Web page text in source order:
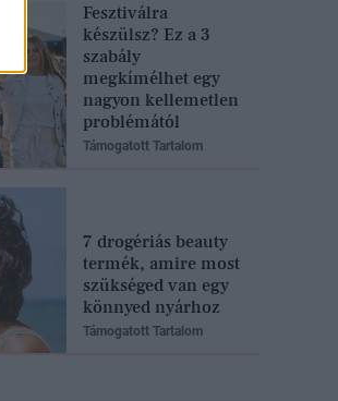
Fesztiválra
készülsz? Ez a 3
szabály
megkímélhet egy
nagyon kellemetlen
problémától
Támogatott Tartalom
7 drogériás beauty
termék, amire most
szükséged van egy
könnyed nyárhoz
Támogatott Tartalom